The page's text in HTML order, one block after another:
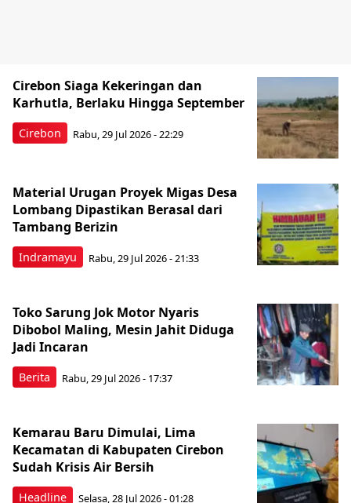
Cirebon
Cirebon Siaga Kekeringan dan
Karhutla, Berlaku Hingga September
Rabu, 29 Jul 2026 - 22:29
Indramayu
Material Urugan Proyek Migas Desa
Lombang Dipastikan Berasal dari
Tambang Berizin
Rabu, 29 Jul 2026 - 21:33
Berita
Toko Sarung Jok Motor Nyaris
Dibobol Maling, Mesin Jahit Diduga
Jadi Incaran
Rabu, 29 Jul 2026 - 17:37
Headline
Kemarau Baru Dimulai, Lima
Kecamatan di Kabupaten Cirebon
Sudah Krisis Air Bersih
Selasa, 28 Jul 2026 - 01:28